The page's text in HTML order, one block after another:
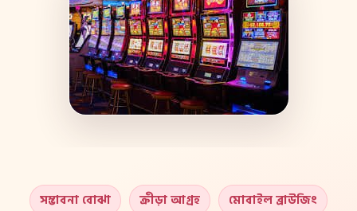
সম্ভাবনা বোঝা ক্রীড়া আগ্রহ
মোবাইল ব্রাউজিং